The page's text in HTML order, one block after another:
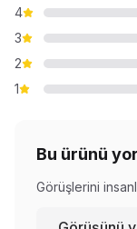
4
3
2
1
Bu ürünü
Görüşlerini